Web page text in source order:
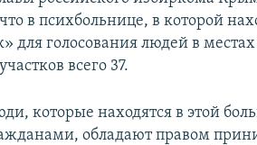
в психбольнице, в которой
для голосования людей в
всего 37.
которые находятся в этой
обладают правом